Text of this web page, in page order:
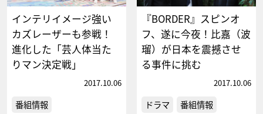
インテリイメージ強い
カズレーザーも参戦！
進化した「芸人体当た
りマン決定戦」
2017.10.06
番組情報
『BORDER』スピンオ
フ、遂に今夜！比嘉（波
瑠）が日本を震撼させ
る事件に挑む
2017.10.06
ドラマ 番組情報